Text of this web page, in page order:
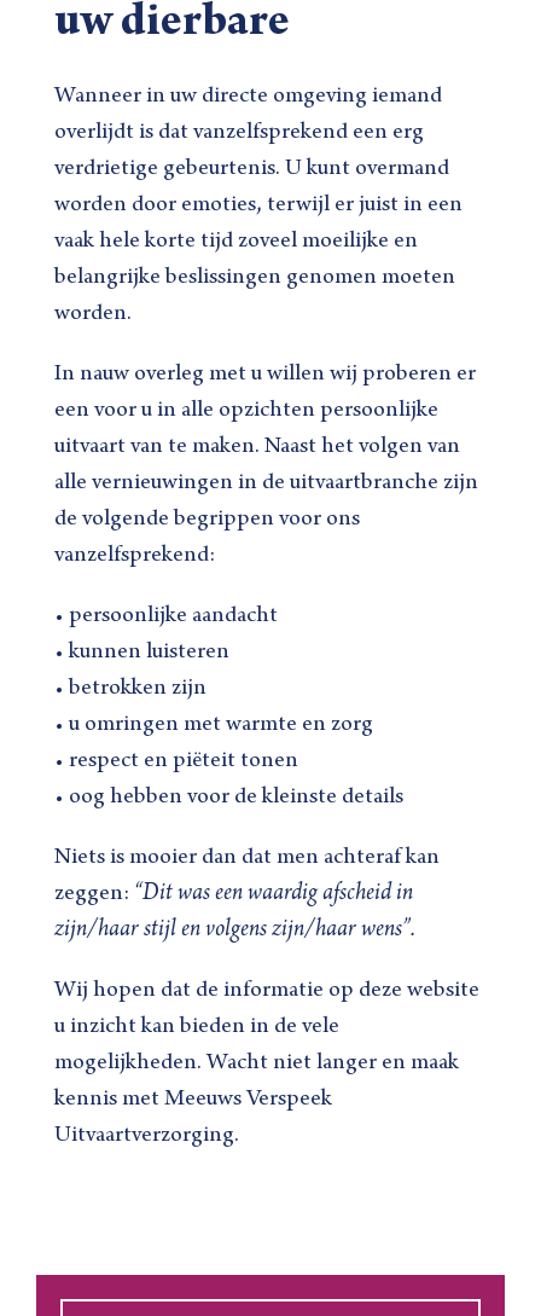
uw dierbare
Wanneer in uw directe omgeving iemand
overlijdt is dat vanzelfsprekend een erg
verdrietige gebeurtenis. U kunt overmand
worden door emoties, terwijl er juist in een
vaak hele korte tijd zoveel moeilijke en
belangrijke beslissingen genomen moeten
worden.
In nauw overleg met u willen wij proberen er
een voor u in alle opzichten persoonlijke
uitvaart van te maken. Naast het volgen van
alle vernieuwingen in de uitvaartbranche zijn
de volgende begrippen voor ons
vanzelfsprekend:
• persoonlijke aandacht
• kunnen luisteren
• betrokken zijn
• u omringen met warmte en zorg
• respect en piëteit tonen
• oog hebben voor de kleinste details
Niets is mooier dan dat men achteraf kan
zeggen: “Dit was een waardig afscheid in
zijn/haar stijl en volgens zijn/haar wens”.
Wij hopen dat de informatie op deze website
u inzicht kan bieden in de vele
mogelijkheden. Wacht niet langer en maak
kennis met Meeuws Verspeek
Uitvaartverzorging.